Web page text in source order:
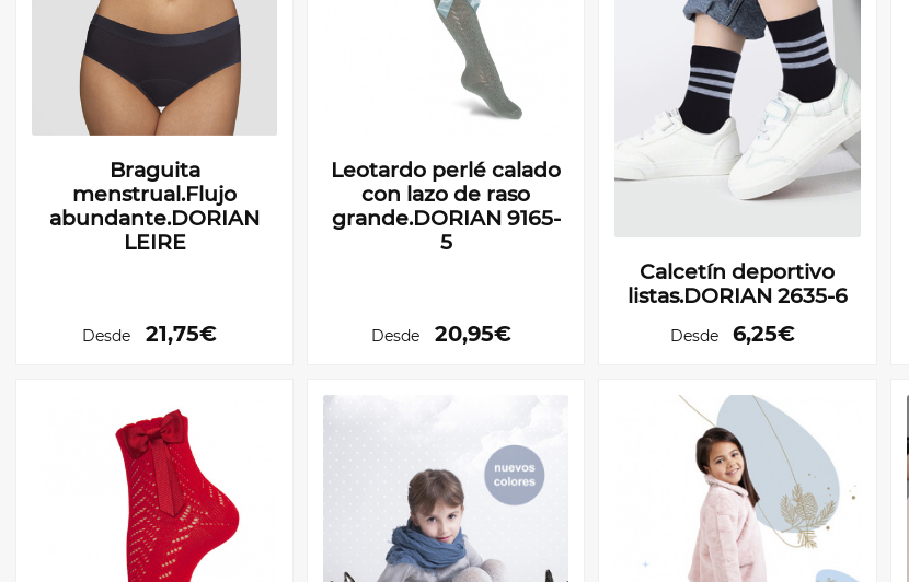
Braguita
menstrual.Flujo
abundante.DORIAN
LEIRE
Desde 21,75€
Leotardo perlé calado
con lazo de raso
grande.DORIAN 9165-
5
Desde 20,95€
Calcetín deportivo
listas.DORIAN 2635-6
Desde 6,25€